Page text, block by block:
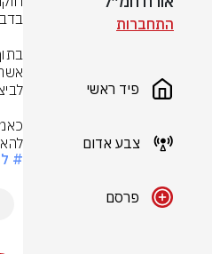
התחברות
פיד ראשי
צבע אדום
פרסם
#